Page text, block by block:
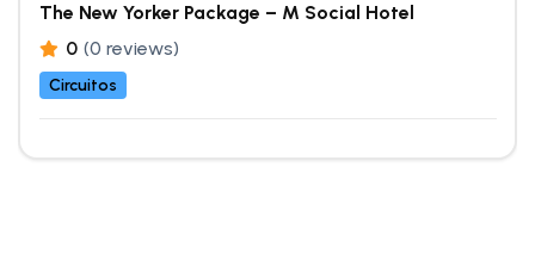
The New Yorker Package – M Social Hotel
0 (0 reviews)
Circuitos